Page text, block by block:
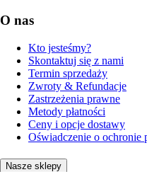
O nas
Kto jesteśmy?
Skontaktuj się z nami
Termin sprzedaży
Zwroty & Refundacje
Zastrzeżenia prawne
Metody płatności
Ceny i opcje dostawy
Oświadczenie o ochronie
Nasze sklepy